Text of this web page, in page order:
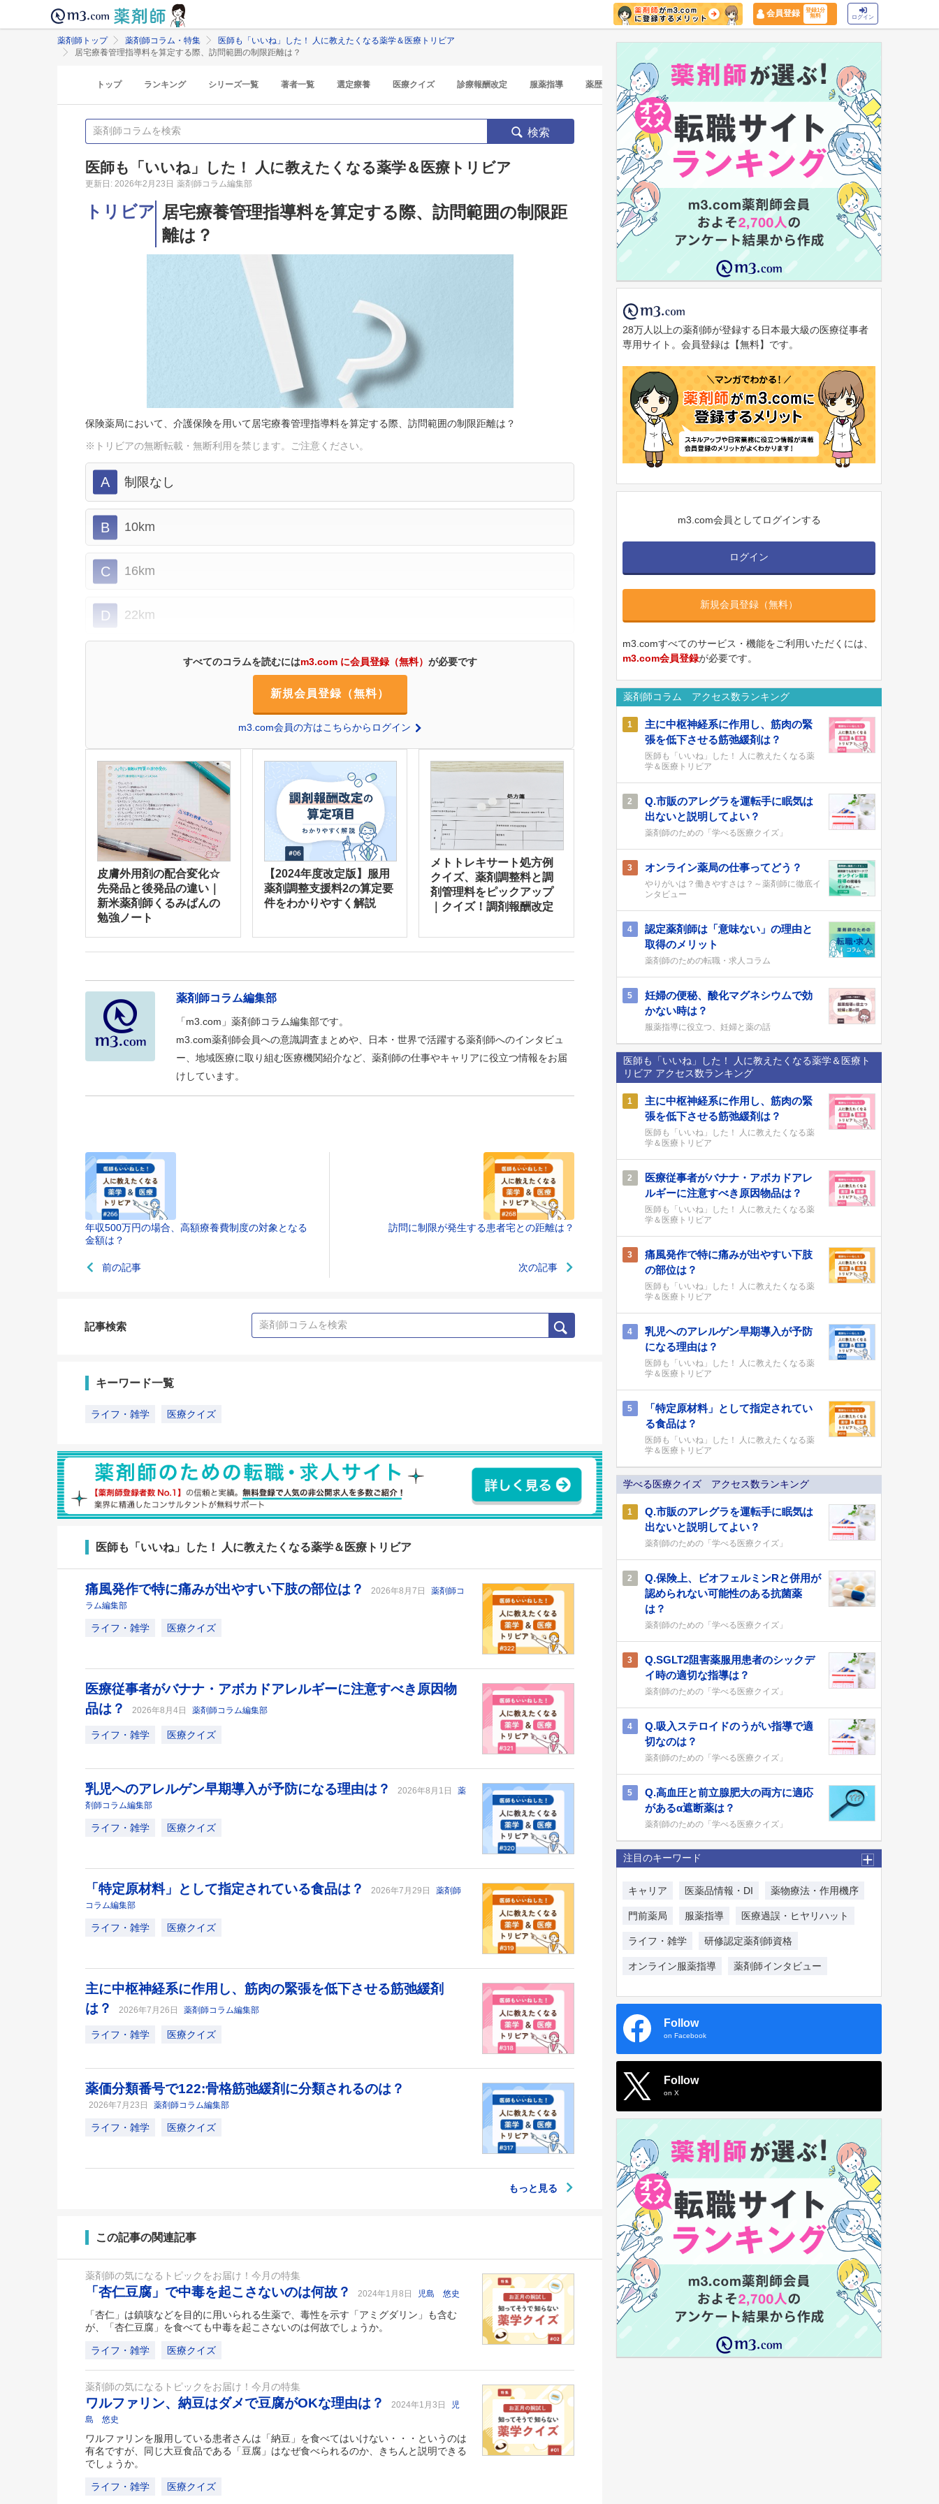
会員登録
登録1分
無料
ログイン
薬剤師トップ 薬剤師コラム・特集
医師も「いいね」した！ 人に教えたくなる薬学＆医療トリビア
居宅療養管理指導料を算定する際、訪問範囲の制限距離は？
トップ ランキング シリーズ一覧 著者一覧 選定療養 医療クイズ 診療報酬改定 服薬指導 薬歴 マイナ保険証
検索
医師も「いいね」した！ 人に教えたくなる薬学＆医療トリビア
更新日: 2026年2月23日 薬剤師コラム編集部
トリビア 居宅療養管理指導料を算定する際、訪問範囲の制限距
離は？
保険薬局において、介護保険を用いて居宅療養管理指導料を算定する際、訪問範囲の制限距離は？
※トリビアの無断転載・無断利用を禁じます。ご注意ください。
A 制限なし
B 10km
C 16km
D 22km
すべてのコラムを読むにはm3.com に会員登録（無料） が必要です
新規会員登録（無料）
m3.com会員の方はこちらからログイン
皮膚外用剤の配合変化☆
先発品と後発品の違い｜
新米薬剤師くるみぱんの
勉強ノート
【2024年度改定版】服用
薬剤調整支援料2の算定要
件をわかりやすく解説
メトトレキサート処方例
クイズ、薬剤調整料と調
剤管理料をピックアップ
｜クイズ！調剤報酬改定
薬剤師コラム編集部
「m3.com」薬剤師コラム編集部です。
m3.com薬剤師会員への意識調査まとめや、日本・世界で活躍する薬剤師へのインタビュ
ー、地域医療に取り組む医療機関紹介など、薬剤師の仕事やキャリアに役立つ情報をお届
けしています。
年収500万円の場合、高額療養費制度の対象となる
金額は？
前の記事
訪問に制限が発生する患者宅との距離は？
次の記事
記事検索
キーワード一覧
ライフ・雑学 医療クイズ
医師も「いいね」した！ 人に教えたくなる薬学＆医療トリビア
痛風発作で特に痛みが出やすい下肢の部位は？ 2026年8月7日
薬剤師コ
ラム編集部
ライフ・雑学 医療クイズ
医療従事者がバナナ・アボカドアレルギーに注意すべき原因物
品は？
2026年8月4日 薬剤師コラム編集部
ライフ・雑学 医療クイズ
乳児へのアレルゲン早期導入が予防になる理由は？ 2026年8月1日
薬
剤師コラム編集部
ライフ・雑学 医療クイズ
「特定原材料」として指定されている食品は？ 2026年7月29日
薬剤師
コラム編集部
ライフ・雑学 医療クイズ
主に中枢神経系に作用し、筋肉の緊張を低下させる筋弛緩剤
は？
2026年7月26日 薬剤師コラム編集部
ライフ・雑学 医療クイズ
薬価分類番号で122:骨格筋弛緩剤に分類されるのは？
2026年7月23日 薬剤師コラム編集部
ライフ・雑学 医療クイズ
もっと見る
この記事の関連記事
薬剤師の気になるトピックをお届け！今月の特集
「杏仁豆腐」で中毒を起こさないのは何故？ 2024年1月8日 児島 悠史
「杏仁」は鎮咳などを目的に用いられる生薬で、毒性を示す「アミグダリン」も含む
が、「杏仁豆腐」を食べても中毒を起こさないのは何故でしょうか。
ライフ・雑学 医療クイズ
薬剤師の気になるトピックをお届け！今月の特集
ワルファリン、納豆はダメで豆腐がOKな理由は？ 2024年1月3日
児
島 悠史
ワルファリンを服用している患者さんは「納豆」を食べてはいけない・・・というのは
有名ですが、同じ大豆食品である「豆腐」はなぜ食べられるのか、きちんと説明できる
でしょうか。
ライフ・雑学 医療クイズ
28万人以上の薬剤師が登録する日本最大級の医療従事者
専用サイト。会員登録は【無料】です。
m3.com会員としてログインする
ログイン
新規会員登録（無料）
m3.comすべてのサービス・機能をご利用いただくには、
m3.com会員登録が必要です。
薬剤師コラム アクセス数ランキング
1
主に中枢神経系に作用し、筋肉の緊
張を低下させる筋弛緩剤は？
医師も「いいね」した！ 人に教えたくなる薬
学＆医療トリビア
2
Q.市販のアレグラを運転手に眠気は
出ないと説明してよい？
薬剤師のための「学べる医療クイズ」
3 オンライン薬局の仕事ってどう？
やりがいは？働きやすさは？～薬剤師に徹底イ
ンタビュー
4
認定薬剤師は「意味ない」の理由と
取得のメリット
薬剤師のための転職・求人コラム
5
妊婦の便秘、酸化マグネシウムで効
かない時は？
服薬指導に役立つ、妊婦と薬の話
医師も「いいね」した！ 人に教えたくなる薬学＆医療ト
リビア アクセス数ランキング
1
主に中枢神経系に作用し、筋肉の緊
張を低下させる筋弛緩剤は？
医師も「いいね」した！ 人に教えたくなる薬
学＆医療トリビア
2
医療従事者がバナナ・アボカドアレ
ルギーに注意すべき原因物品は？
医師も「いいね」した！ 人に教えたくなる薬
学＆医療トリビア
3
痛風発作で特に痛みが出やすい下肢
の部位は？
医師も「いいね」した！ 人に教えたくなる薬
学＆医療トリビア
4
乳児へのアレルゲン早期導入が予防
になる理由は？
医師も「いいね」した！ 人に教えたくなる薬
学＆医療トリビア
5
「特定原材料」として指定されてい
る食品は？
医師も「いいね」した！ 人に教えたくなる薬
学＆医療トリビア
学べる医療クイズ アクセス数ランキング
1
Q.市販のアレグラを運転手に眠気は
出ないと説明してよい？
薬剤師のための「学べる医療クイズ」
2
Q.保険上、ビオフェルミンRと併用が
認められない可能性のある抗菌薬
は？
薬剤師のための「学べる医療クイズ」
3
Q.SGLT2阻害薬服用患者のシックデ
イ時の適切な指導は？
薬剤師のための「学べる医療クイズ」
4
Q.吸入ステロイドのうがい指導で適
切なのは？
薬剤師のための「学べる医療クイズ」
5
Q.高血圧と前立腺肥大の両方に適応
があるα遮断薬は？
薬剤師のための「学べる医療クイズ」
注目のキーワード
キャリア 医薬品情報・DI 薬物療法・作用機序
門前薬局 服薬指導 医療過誤・ヒヤリハット
ライフ・雑学 研修認定薬剤師資格
オンライン服薬指導 薬剤師インタビュー
Follow
on Facebook
Follow
on X